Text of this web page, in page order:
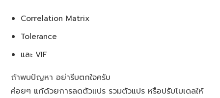
Correlation Matrix
Tolerance
และ VIF
ถ้าพบปัญหา อย่ารีบตกใจครับ
ค่อยๆ แก้ด้วยการลดตัวแปร รวมตัวแปร หรือปรับโมเดลให้